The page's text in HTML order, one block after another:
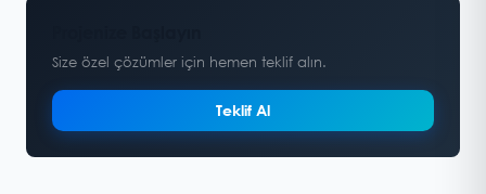
Size özel çözümler için hemen teklif alın.
Teklif Al